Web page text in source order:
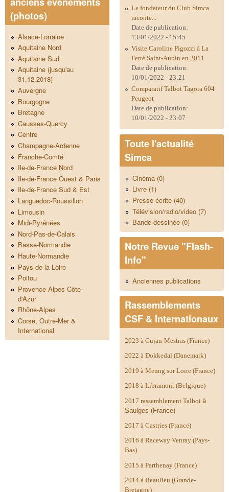
(photos)
Alsace-Lorraine
Aquitaine Nord
Aquitaine Sud
Aquitaine (jusqu'au
31.12.2018)
Auvergne
Bourgogne
Bretagne
Causses-Quercy
Centre
Champagne-Ardenne
Franche-Comté
Ile-de-France Nord
Ile-de-France Ouest & Paris
Ile-de-France Sud & Est
Languedoc-Roussillon
Limousin
Midi-Pyrénées
Nord-Pas-de-Calais
Basse-Normandie
Haute-Normandie
Pays de la Loire
Poitou
Provence Alpes Côte-
d'Azur
Rhône-Alpes
Corse, Outre-Mer &
International
Le fondateur du Club Simca
raconte...
Date de publication:
13/01/2022 - 15:45
Visite Caroline Pigozzi à La
Ferté Saint-Aubin en 2011
Date de publication:
10/01/2022 - 23:21
Comparatif Talbot Tagora 604
Peugeot
Date de publication:
10/01/2022 - 23:07
Toute l'actualité
Simca
Cinéma (0)
Livre (1)
Presse écrite (40)
Télévision/radio/video (7)
Bande dessinée (0)
Notre Revue "Flash-
Info"
Anciennes publications
Rassemblements
CSF & Internationaux
2023 à Gujan-Mestras (France)
2022 à Dokkedal (Danemark)
2019 à Meung sur Loire (France)
2018 à Libramont (Belgique)
2017 rassemblement Talbot à
Saulges (France)
2017 à Castries (France)
2016 à Raceway Venray (Pays-
Bas)
2015 à Parthenay (France)
2014 à Beaulieu (Grande-
Bretagne)